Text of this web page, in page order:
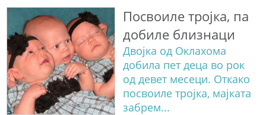
Посвоиле тројка, па
добиле близнаци
Двојка од Оклахома
добила пет деца во рок
од девет месеци. Откако
посвоиле тројка, мајката
забрем...